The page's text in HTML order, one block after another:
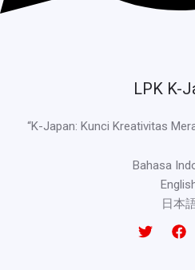
LPK K-
“K-Japan: Kunci Kreativitas
Bahasa
日本